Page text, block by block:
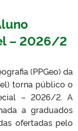
– 2026/2
(PPGeo) da
torna público o
– 2026/2. A
a graduados
ofertadas pelo